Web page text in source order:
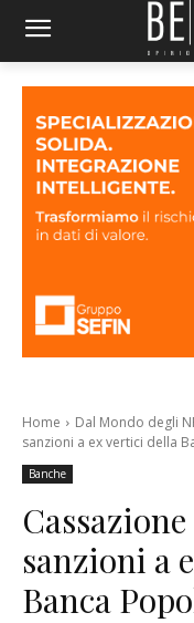
Home Dal Mondo degli
sanzioni a ex vertici della
Banche
sanzioni a
Banca